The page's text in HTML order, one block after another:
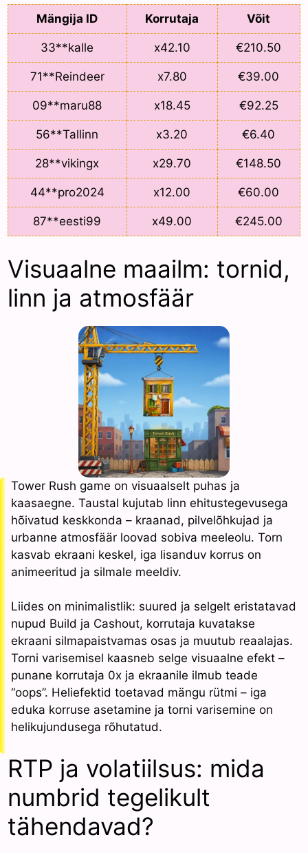
Mängija ID Korrutaja Võit
33**kalle x42.10 €210.50
71**Reindeer x7.80 €39.00
09**maru88 x18.45 €92.25
56**Tallinn x3.20 €6.40
28**vikingx x29.70 €148.50
44**pro2024 x12.00 €60.00
87**eesti99 x49.00 €245.00
Visuaalne maailm: tornid,
linn ja atmosfäär
Tower Rush game on visuaalselt puhas ja
kaasaegne. Taustal kujutab linn ehitustegevusega
hõivatud keskkonda – kraanad, pilvelõhkujad ja
urbanne atmosfäär loovad sobiva meeleolu. Torn
kasvab ekraani keskel, iga lisanduv korrus on
animeeritud ja silmale meeldiv.
Liides on minimalistlik: suured ja selgelt eristatavad
nupud Build ja Cashout, korrutaja kuvatakse
ekraani silmapaistvamas osas ja muutub reaalajas.
Torni varisemisel kaasneb selge visuaalne efekt –
punane korrutaja 0x ja ekraanile ilmub teade
“oops”. Heliefektid toetavad mängu rütmi – iga
eduka korruse asetamine ja torni varisemine on
helikujundusega rõhutatud.
RTP ja volatiilsus: mida
numbrid tegelikult
tähendavad?